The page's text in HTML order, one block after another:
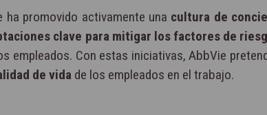
ha promovido activamente una cultura de
clave para mitigar los factores de
empleados. Con estas iniciativas, AbbVie
de vida de los empleados en el trabajo.